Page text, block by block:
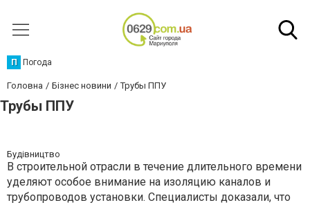
П Погода
Головна Бізнес новини Трубы ППУ
Трубы ППУ
Будівництво
В строительной отрасли в течение длительного времени
уделяют особое внимание на изоляцию каналов и
трубопроводов установки. Специалисты доказали, что